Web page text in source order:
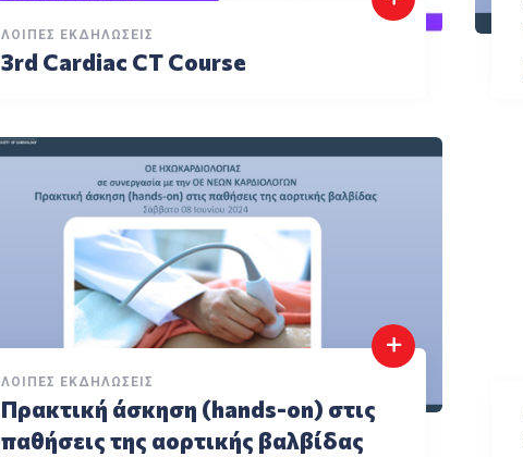
ΛΟΙΠΈΣ ΕΚΔΗΛΏΣΕΙΣ
3rd Cardiac CT Course
ΛΟΙΠΈΣ ΕΚΔΗΛΏΣΕΙΣ
Πρακτική άσκηση (hands-on) στις
παθήσεις της αορτικής βαλβίδας